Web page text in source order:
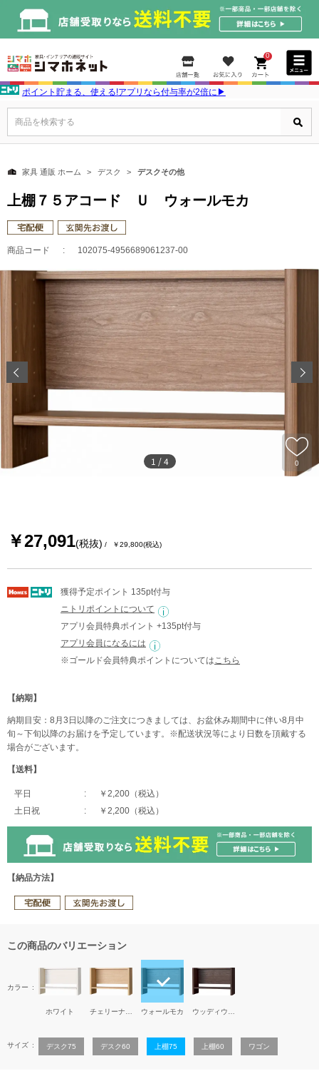
0
ポイント貯まる、使える!アプリなら付与率が2倍に▶
商品を検索する
家具 通販 ホーム デスク デスクその他
上棚７５アコード Ｕ ウォールモカ
商品コード 102075-4956689061237-00
0
1 /4
￥27,091(税抜) ￥29,800(税込)
獲得予定ポイント 135pt付与
ニトリポイントについて
アプリ会員特典ポイント +135pt付与
アプリ会員になるには
※ゴールド会員特典ポイントについては こちら
【納期】
納期目安：8月3日以降のご注文につきましては、お盆休み期間中に伴い8月中
旬～下旬以降のお届けを予定しています。※配送状況等により日数を頂戴する
場合がございます。
【送料】
平日
￥2,200（税込）
土日祝
￥2,200（税込）
【納品方法】
この商品のバリエーション
カラー
ホワイト ウォールモカ
サイズ デスク75 デスク60 上棚75 上棚60 ワゴン